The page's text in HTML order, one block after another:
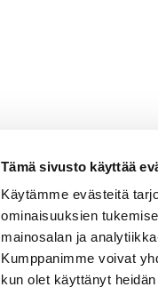
Tämä sivusto käyttää
Käytämme evästeitä
ominaisuuksien
mainosalan ja
Kumppanimme voivat
kun olet käyttänyt